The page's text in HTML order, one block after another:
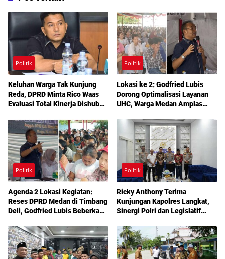
Politik
Keluhan Warga Tak Kunjung
Reda, DPRD Minta Rico Waas
Evaluasi Total Kinerja Dishub
Politik
Lokasi ke 2: Godfried Lubis
Dorong Optimalisasi Layanan
UHC, Warga Medan Amplas
Berobat Gratis Bermodal KTP
Politik
Agenda 2 Lokasi Kegiatan:
Reses DPRD Medan di Timbang
Deli, Godfried Lubis Beberkan
Layanan Kesehatan Gratis
Politik
Ricky Anthony Terima
Kunjungan Kapolres Langkat,
Sinergi Polri dan Legislatif